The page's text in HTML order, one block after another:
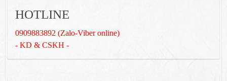
HOTLINE
0909883892 (Zalo-Viber online)
- KD & CSKH -